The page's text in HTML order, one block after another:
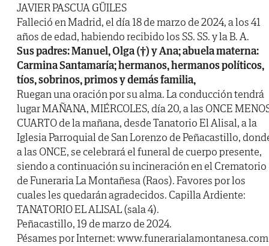
JAVIER PASCUA GÜILES
Falleció en Madrid, el día 18 de marzo de 2024, a los 41
años de edad, habiendo recibido los SS. SS. y la B. A.
Sus padres: Manuel, Olga (†) y Ana; abuela materna:
Carmina Santamaría; hermanos, hermanos políticos,
tíos, sobrinos, primos y demás familia,
Ruegan una oración por su alma. La conducción tendrá
lugar MAÑANA, MIÉRCOLES, día 20, a las ONCE
CUARTO de la mañana, desde Tanatorio El Alisal, a la
Iglesia Parroquial de San Lorenzo de Peñacastillo,
a las ONCE, se celebrará el funeral de cuerpo presente,
siendo a continuación su incineración en el Crematorio
de Funeraria La Montañesa (Raos). Favores por los
cuales les quedarán agradecidos. Capilla Ardiente:
TANATORIO EL ALISAL (sala 4).
Peñacastillo, 19 de marzo de 2024.
Pésames por Internet: www.funerarialamontanesa.com